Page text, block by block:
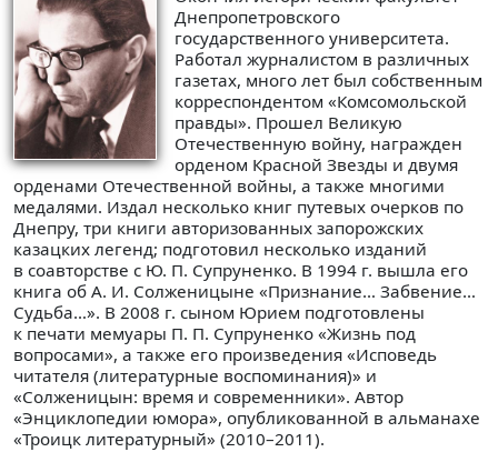
Днепропетровского
государственного университета.
Работал журналистом в различных
газетах, много лет был собственным
корреспондентом «Комсомольской
правды». Прошел Великую
Отечественную войну, награжден
орденом Красной Звезды и двумя
орденами Отечественной войны, а также многими
медалями. Издал несколько книг путевых очерков по
Днепру, три книги авторизованных запорожских
казацких легенд; подготовил несколько изданий
в соавторстве с Ю. П. Супруненко. В 1994 г. вышла его
книга об А. И. Солженицыне «Признание… Забвение…
Судьба…». В 2008 г. сыном Юрием подготовлены
к печати мемуары П. П. Супруненко «Жизнь под
вопросами», а также его произведения «Исповедь
читателя (литературные воспоминания)» и
«Солженицын: время и современники». Автор
«Энциклопедии юмора», опубликованной в альманахе
«Троицк литературный» (2010–2011).